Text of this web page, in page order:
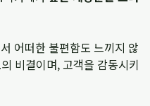
어떠한 불편함도 느끼지 않
의 비결이며, 고객을 감동시키